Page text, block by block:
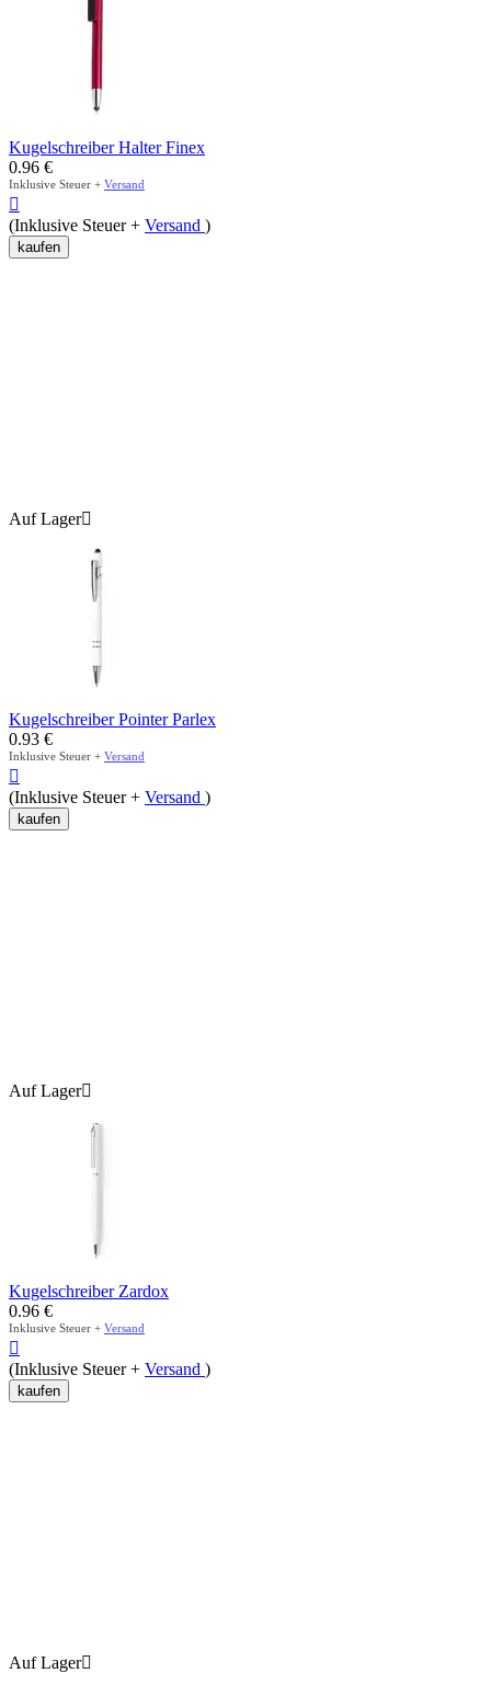
Kugelschreiber Halter Finex
0.96 €
Inklusive Steuer + Versand

(Inklusive Steuer + Versand )
kaufen
Auf Lager
Kugelschreiber Pointer Parlex
0.93 €
Inklusive Steuer + Versand

(Inklusive Steuer + Versand )
kaufen
Auf Lager
Kugelschreiber Zardox
0.96 €
Inklusive Steuer + Versand

(Inklusive Steuer + Versand )
kaufen
Auf Lager